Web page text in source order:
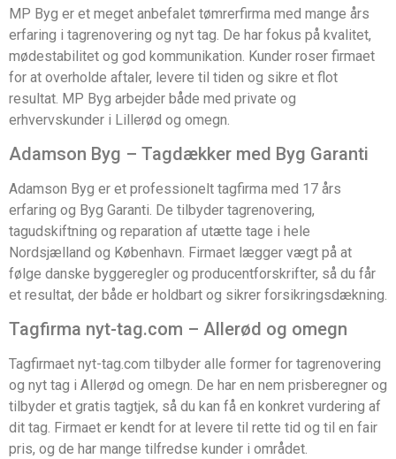
MP Byg er et meget anbefalet tømrerfirma med mange års
erfaring i tagrenovering og nyt tag. De har fokus på kvalitet,
mødestabilitet og god kommunikation. Kunder roser firmaet
for at overholde aftaler, levere til tiden og sikre et flot
resultat. MP Byg arbejder både med private og
erhvervskunder i Lillerød og omegn.
Adamson Byg – Tagdækker med Byg Garanti
Adamson Byg er et professionelt tagfirma med 17 års
erfaring og Byg Garanti. De tilbyder tagrenovering,
tagudskiftning og reparation af utætte tage i hele
Nordsjælland og København. Firmaet lægger vægt på at
følge danske byggeregler og producentforskrifter, så du får
et resultat, der både er holdbart og sikrer forsikringsdækning.
Tagfirma nyt-tag.com – Allerød og omegn
Tagfirmaet nyt-tag.com tilbyder alle former for tagrenovering
og nyt tag i Allerød og omegn. De har en nem prisberegner og
tilbyder et gratis tagtjek, så du kan få en konkret vurdering af
dit tag. Firmaet er kendt for at levere til rette tid og til en fair
pris, og de har mange tilfredse kunder i området.